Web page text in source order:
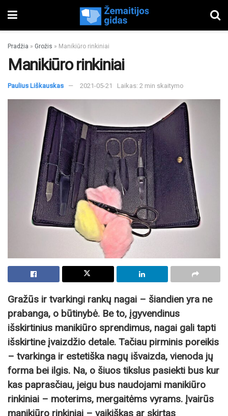
Pradžia » Grožis » Manikiūro rinkiniai
Manikiūro rinkiniai
Paulius Liškauskas 2021-05-21 Laikas: 2 min skaitymo
Gražūs ir tvarkingi rankų nagai – šiandien yra ne
prabanga, o būtinybė. Be to, įgyvendinus
išskirtinius manikiūro sprendimus, nagai gali tapti
išskirtine įvaizdžio detale. Tačiau pirminis poreikis
– tvarkinga ir estetiška nagų išvaizda, vienoda jų
forma bei ilgis. Na, o šiuos tikslus pasiekti bus kur
kas paprasčiau, jeigu bus naudojami manikiūro
rinkiniai – moterims, mergaitėms vyrams. Įvairūs
manikiūro rinkiniai – vaikiškas ar skirtas